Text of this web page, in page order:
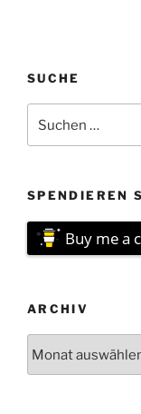
SUCHE
nach:
SPENDIEREN
Buy me a
ARCHIV